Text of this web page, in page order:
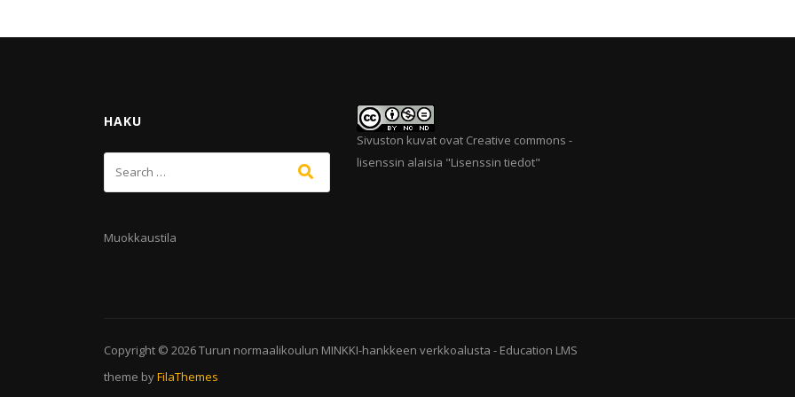
HAKU
Muokkaustila
Sivuston kuvat ovat Creative commons -
lisenssin alaisia "Lisenssin tiedot"
Copyright © 2026Turun normaalikoulun MINKKI-hankkeen verkkoalusta - Education LMS
theme byFilaThemes